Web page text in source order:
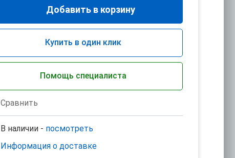
Добавить в корзину
Купить в один клик
Помощь специалиста
Сравнить
В наличии - посмотреть
Информация о доставке